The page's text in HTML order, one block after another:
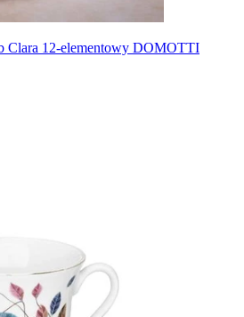
Clara 12-elementowy DOMOTTI